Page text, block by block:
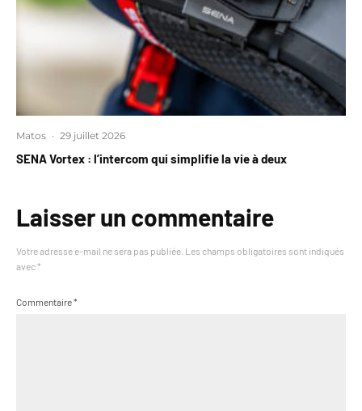
Matos · 29 juillet 2026
SENA Vortex : l’intercom qui simplifie la vie à deux
Laisser un commentaire
Votre adresse e-mail ne sera pas publiée. Les champs obligatoires sont indiqués
avec *
Commentaire*